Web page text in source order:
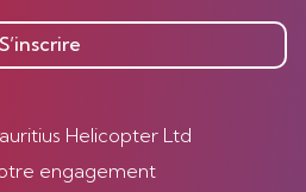
S’inscrire
Helicopter Ltd
engagement